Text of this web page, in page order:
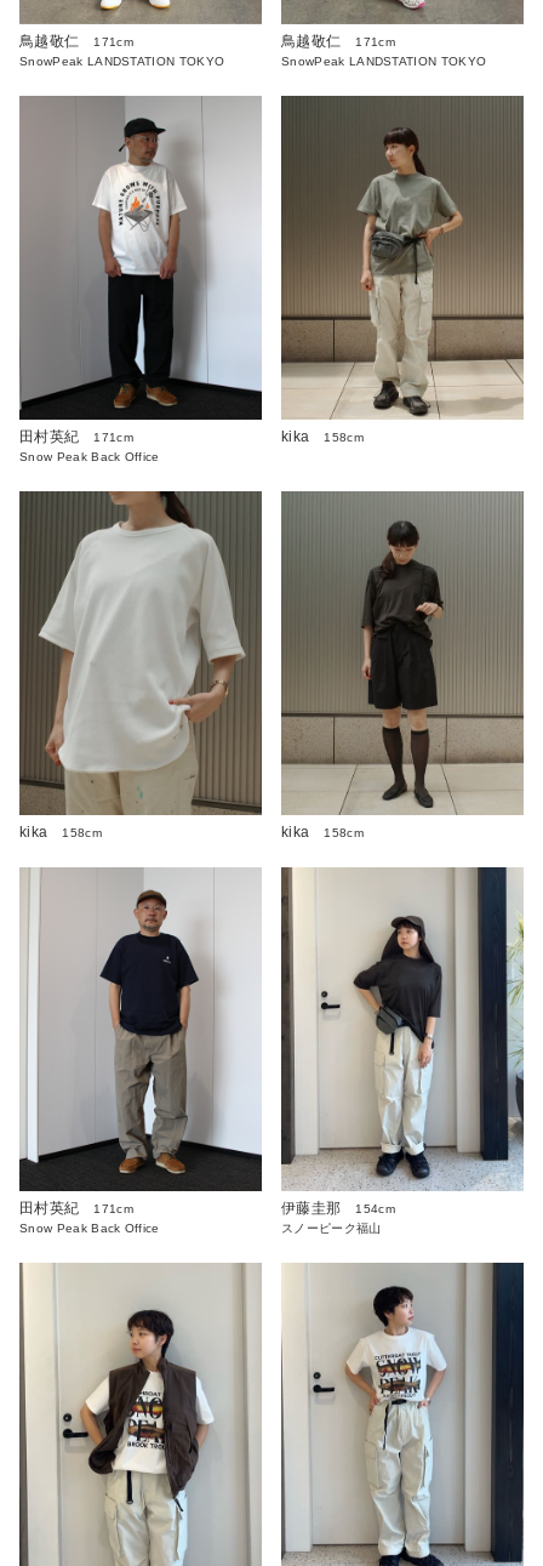
鳥越敬仁
171cm
SnowPeak LANDSTATION TOKYO
鳥越敬仁
171cm
SnowPeak LANDSTATION TOKYO
田村英紀
171cm
Snow Peak Back Office
kika 158cm
kika 158cm kika 158cm
田村英紀
171cm
Snow Peak Back Office
伊藤圭那
154cm
スノーピーク福山